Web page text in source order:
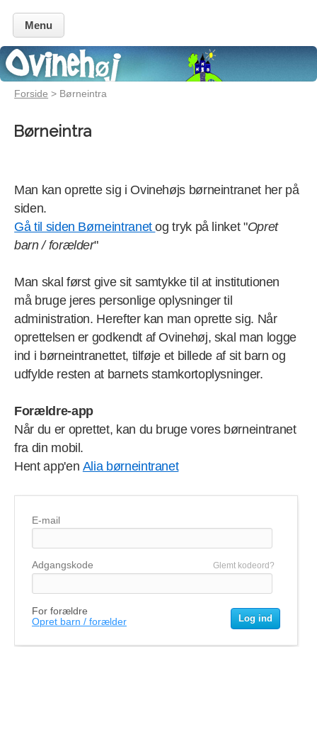
Menu
Forside > Børneintra
Børneintra
Man kan oprette sig i Ovinehøjs børneintranet her på
siden.
Gå til siden Børneintranetog tryk på linket "Opret
barn / forælder"
Man skal først give sit samtykke til at institutionen
må bruge jeres personlige oplysninger til
administration. Herefter kan man oprette sig. Når
oprettelsen er godkendt af Ovinehøj, skal man logge
ind i børneintranettet, tilføje et billede af sit barn og
udfylde resten at barnets stamkortoplysninger.
Forældre-app
Når du er oprettet, kan du bruge vores børneintranet
fra din mobil.
Hent app'en Alia børneintranet